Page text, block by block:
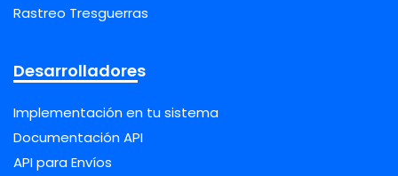
Rastreo Tresguerras
Desarrolladores
Implementación en tu sistema
Documentación API
API para Envíos